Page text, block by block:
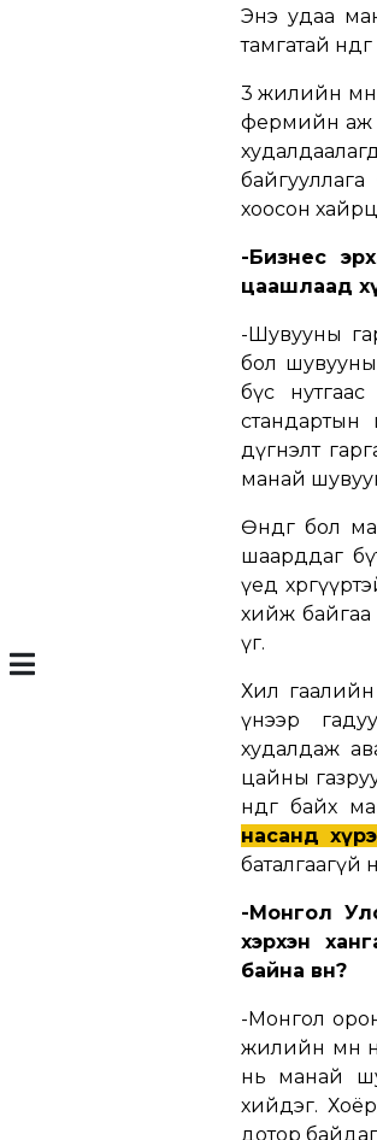
Энэ удаа
тамгатай
3 жилийн
фермийн аж
хоосон
-Бизнес
цаашлаад
-Шувууны
бол шувууны
бүс
стандартын
дүгнэлт
манай
Өндөг бол
шаарддаг
үед
хийж байгаа
үг.
Хил гаалийн
үнээр
худалдаж
цайны
өндөг байх
насанд
баталгаагүй
-Монгол
хэрхэн
байна вн?
-Монгол орон
жилийн өмнө
нь манай
хийдэг.
дотор